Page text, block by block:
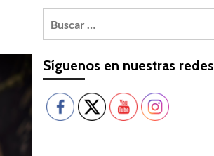
Síguenos en nuestras redes